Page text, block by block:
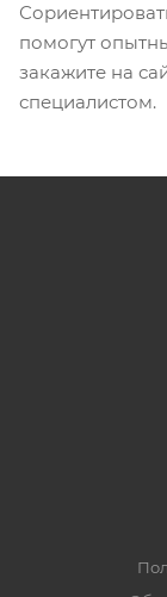
помогут
закажите на
специалистом.